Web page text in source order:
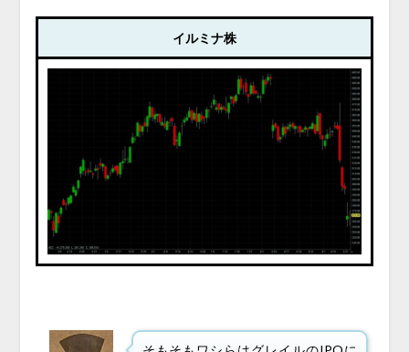
イルミナ株